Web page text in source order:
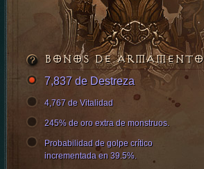
BONOS DE ARMAMENTO
7,837 de Destreza
4,767 de Vitalidad
245% de oro extra de monstruos.
Probabilidad de golpe crítico
incrementada en 39.5%.